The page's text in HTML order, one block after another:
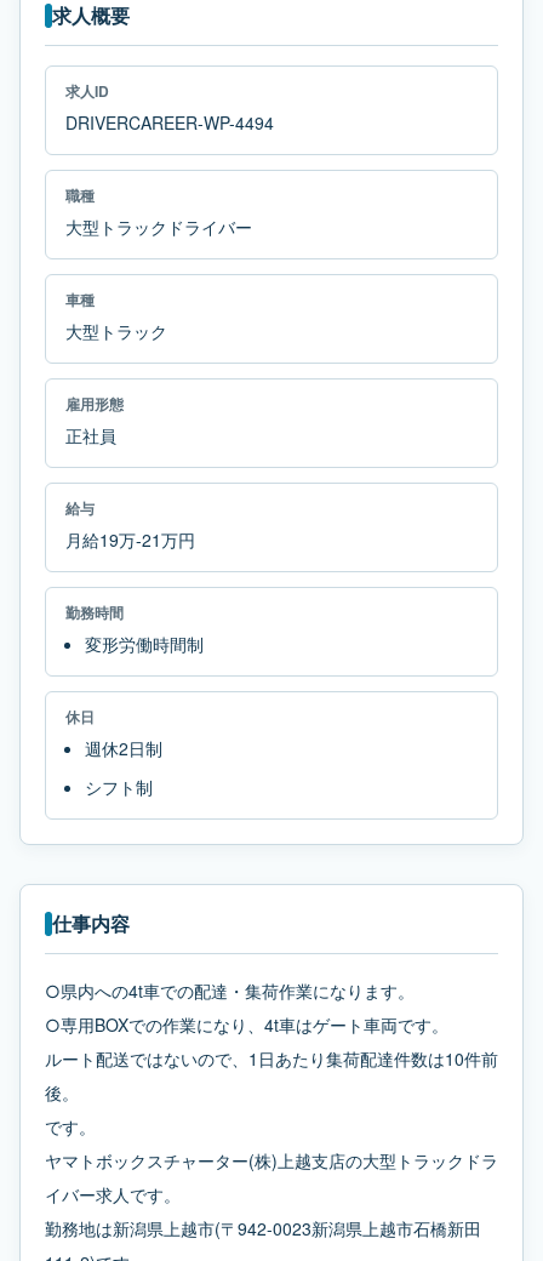
求人概要
求人ID
DRIVERCAREER-WP-4494
職種
大型トラックドライバー
車種
大型トラック
雇用形態
正社員
給与
月給19万-21万円
勤務時間
変形労働時間制
休日
週休2日制
シフト制
仕事内容
○県内への4t車での配達・集荷作業になります。
○専用BOXでの作業になり、4t車はゲート車両です。
ルート配送ではないので、1日あたり集荷配達件数は10件前
後。
です。
ヤマトボックスチャーター(株)上越支店の大型トラックドラ
イバー求人です。
勤務地は新潟県上越市(〒942-0023新潟県上越市石橋新田